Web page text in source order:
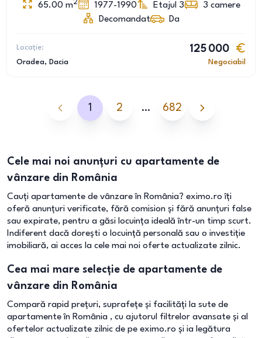
65.00 m2 1977-1990 Etajul 3 3 camere
Decomandat
Da
Locație:
Oradea, Dacia
125 000
Negociabil
1 2 … 682
Cele mai noi anunțuri cu apartamente de
vânzare din România
Cauți apartamente de vânzare în România? eximo.ro îți
oferă anunțuri verificate, fără comision și fără anunțuri false
sau expirate, pentru a găsi locuința ideală într-un timp scurt.
Indiferent dacă dorești o locuință personală sau o investiție
imobiliară, ai acces la cele mai noi oferte actualizate zilnic.
Cea mai mare selecție de apartamente de
vânzare din România
Compară rapid prețuri, suprafețe și facilități la sute de
apartamente în România , cu ajutorul filtrelor avansate și al
ofertelor actualizate zilnic de pe eximo.ro și ia legătura